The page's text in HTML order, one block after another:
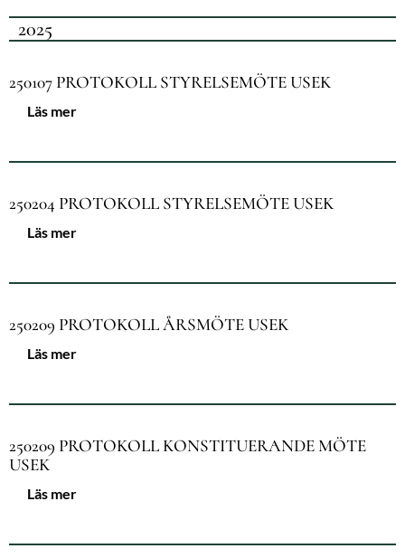
2025
250107 PROTOKOLL STYRELSEMÖTE USEK
Läs mer
250204 PROTOKOLL STYRELSEMÖTE USEK
Läs mer
250209 PROTOKOLL ÅRSMÖTE USEK
Läs mer
250209 PROTOKOLL KONSTITUERANDE MÖTE
USEK
Läs mer